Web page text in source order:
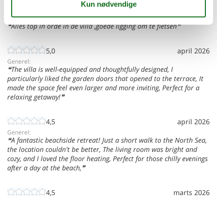
Generel:
Alles top in orde in de villa ,goede ligging om te fietsen
5,0 april 2026
Generel:
The villa is well-equipped and thoughtfully designed, I
particularly liked the garden doors that opened to the terrace, It
made the space feel even larger and more inviting, Perfect for a
relaxing getaway!
4,5 april 2026
Generel:
A fantastic beachside retreat! Just a short walk to the North Sea,
the location couldn't be better, The living room was bright and
cozy, and I loved the floor heating, Perfect for those chilly evenings
after a day at the beach,
4,5 marts 2026